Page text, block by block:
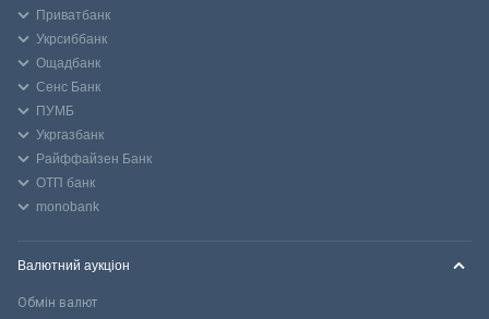
Приватбанк
Укрсиббанк
Ощадбанк
Сенс Банк
ПУМБ
Укргазбанк
Райффайзен Банк
ОТП банк
monobank
Валютний аукціон
Обмін валют